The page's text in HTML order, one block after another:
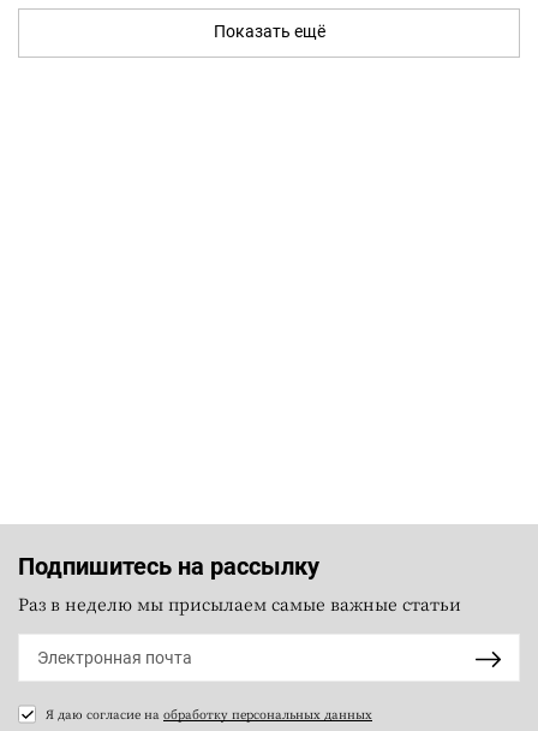
Показать ещё
Подпишитесь на рассылку
Раз в неделю мы присылаем самые важные статьи
Я даю согласие на обработку персональных данных